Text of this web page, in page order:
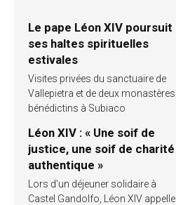
Le pape Léon XIV poursuit
ses haltes spirituelles
estivales
Visites privées du sanctuaire de
Vallepietra et de deux monastères
bénédictins à Subiaco
Léon XIV : « Une soif de
justice, une soif de charité
authentique »
Lors d’un déjeuner solidaire à
Castel Gandolfo, Léon XIV appelle